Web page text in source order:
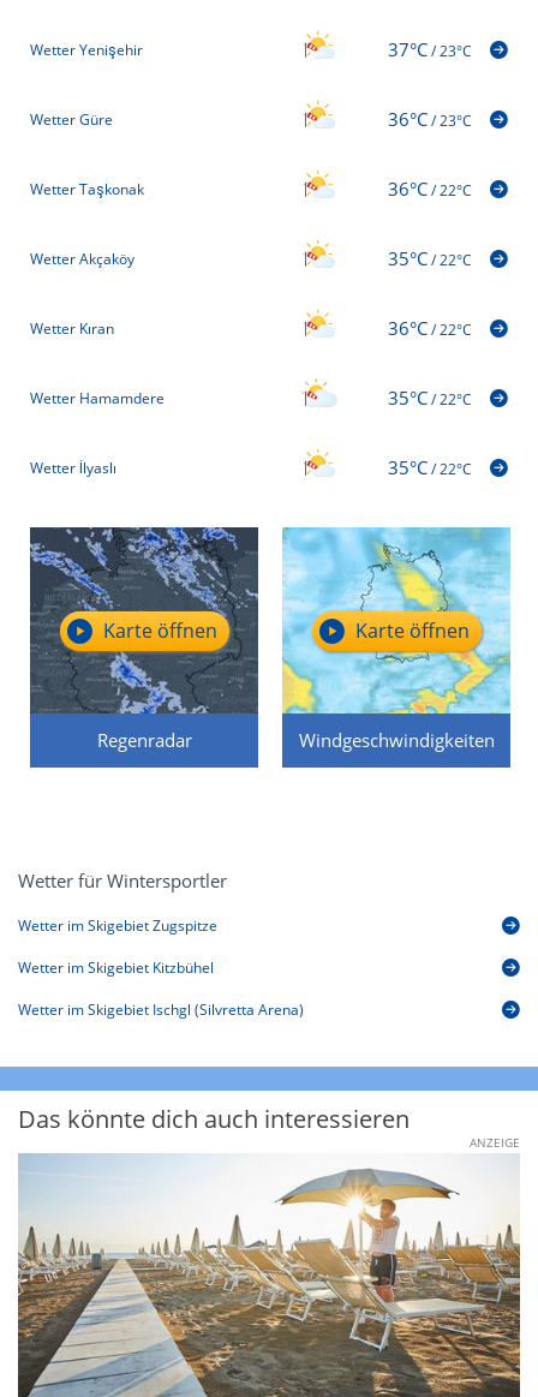
Wetter Yenişehir 37°C/23°C
Wetter Güre 36°C/23°C
Wetter Taşkonak 36°C/22°C
Wetter Akçaköy 35°C/22°C
Wetter Kıran 36°C/22°C
Wetter Hamamdere 35°C/22°C
Wetter İlyaslı 35°C/22°C
Regenradar
Karte öffnen
Windgeschwindigkeiten
Karte öffnen
Wetter für Wintersportler
Wetter im Skigebiet Zugspitze
Wetter im Skigebiet Kitzbühel
Wetter im Skigebiet Ischgl (Silvretta Arena)
Das könnte dich auch interessieren
ANZEIGE